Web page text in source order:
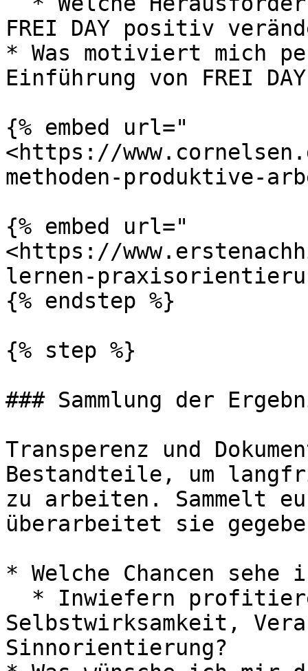
FREI DAY positiv
* Was motiviert mich
Einführung von FREI
{% embed url="
<https://
methoden-produktive-
{% embed url="
<https://
lernen-
{% endstep %}
{% step %}
### Sammlung der
Transperenz und
Bestandteile, um
zu arbeiten. Sammelt
überarbeitet sie
* Welche Chancen
Selbstwirksamkeit,
Sinnorientierung?